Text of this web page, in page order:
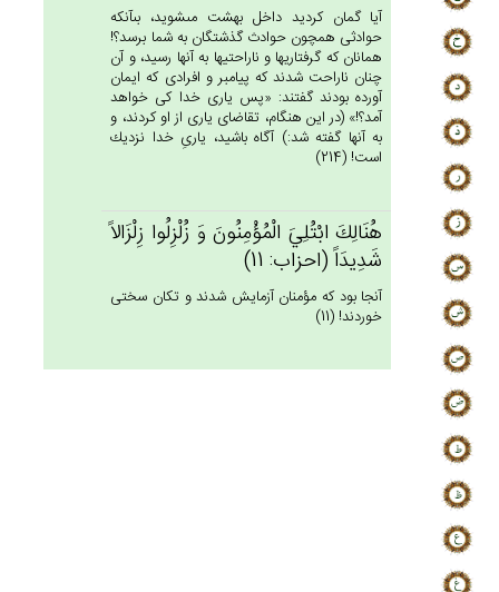
آيا گمان كرديد داخل بهشت مى‏شويد، بى‏آنكه
حوادثى همچون حوادث گذشتگان به شما برسد؟!
همانان كه گرفتاريها و ناراحتيها به آنها رسيد، و آن
چنان ناراحت شدند كه پيامبر و افرادى كه ايمان
آورده بودند گفتند: «پس يارى خدا كى خواهد
آمد؟!» (در اين هنگام، تقاضاى يارى از او كردند، و
به آنها گفته شد:) آگاه باشيد، يارىِ خدا نزديك
است! (214)
هُنَالِك‌َ ابْتُلِي‌َ الْمُؤْمِنُون‌َ وَ زُلْزِلُوا زِلْزَالاً
شَدِيدَاً (احزاب: 11)
آنجا بود كه مؤمنان آزمايش شدند و تكان سختى
خوردند! (11)